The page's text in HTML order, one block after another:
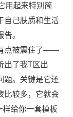
用起来特别简
自己肤质和生活
。
点被震住了——
出了我T区出
题。关键是它还
比较多，它就会
样给你一套模板